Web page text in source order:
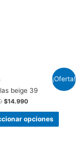
¡Oferta!
beige 39
$14.990
opciones